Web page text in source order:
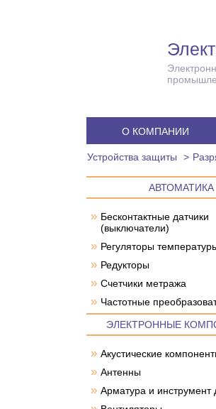
О КОМПАНИИ
Устройства защиты
АВТОМАТИКА
» Бесконтактные датчики
(выключатели)
» Регуляторы
» Редукторы
» Счетчики метража
» Частотные
ЭЛЕКТРОННЫЕ
» Акустические
» Антенны
» Арматура и инструмент